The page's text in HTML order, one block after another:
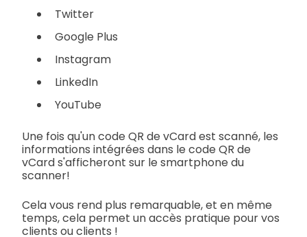
Twitter
Google Plus
Instagram
LinkedIn
YouTube
Une fois qu'un code QR de vCard est scanné, les
informations intégrées dans le code QR de
vCard s'afficheront sur le smartphone du
scanner!
Cela vous rend plus remarquable, et en même
temps, cela permet un accès pratique pour vos
clients ou clients !